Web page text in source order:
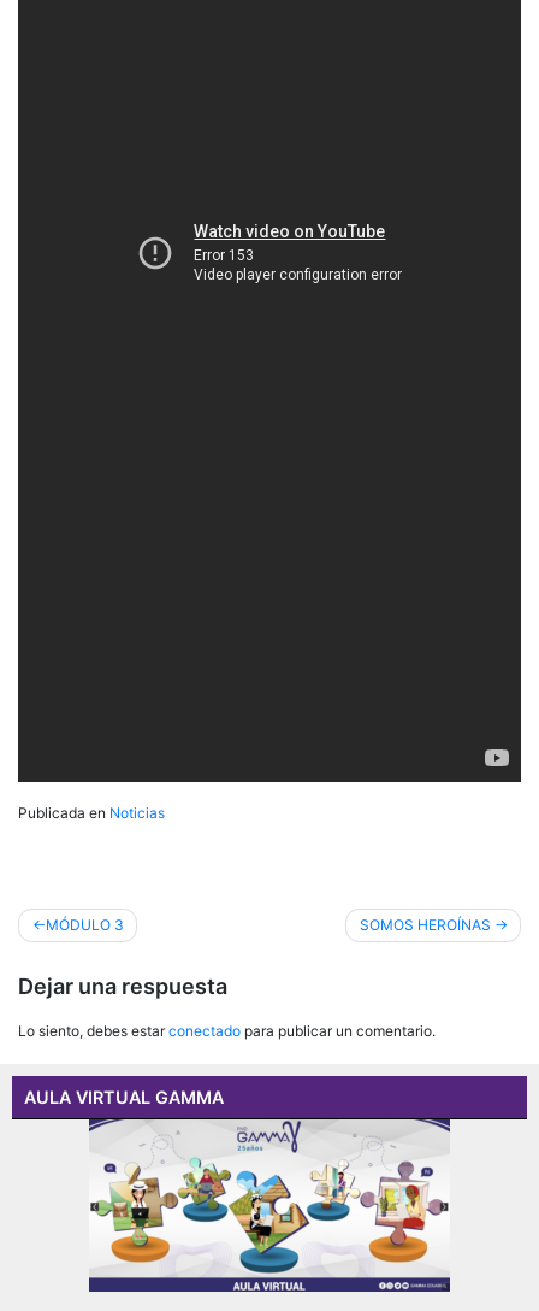
Publicada en Noticias
Navegación
entradas
MÓDULO 3 SOMOS HEROÍNAS
Dejar una respuesta
Lo siento, debes estarconectado para publicar un comentario.
AULA VIRTUAL GAMMA